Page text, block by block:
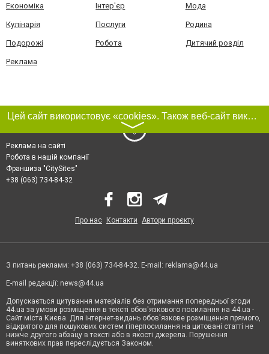
Економіка Інтер'єр Мода
Кулінарія Послуги Родина
Подорожі Робота Дитячий розділ
Реклама
Цей сайт використовує «cookies». Також веб-сайт використовує інтернет-сервіс для збору технічних даних стосовно відвідувачів з метою отримання маркетингової та статистичної інформації. Умови обробки даних відвідувачів сайту див.
〉
Реклама на сайті
Робота в нашій компанії
Франшиза "CitySites"
+38 (063) 734-84-32
Про нас Контакти Автори проєкту
З питань реклами: +38 (063) 734-84-32. E-mail: reklama@44.ua
E-mail редакції: news@44.ua
Допускається цитування матеріалів без отримання попередньої згоди
44.ua за умови розміщення в тексті обов'язкового посилання на 44.ua -
Сайт міста Києва. Для інтернет-видань обов'язкове розміщення прямого,
відкритого для пошукових систем гіперпосилання на цитовані статті не
нижче другого абзацу в тексті або в якості джерела. Порушення
виняткових прав переслідується Законом.